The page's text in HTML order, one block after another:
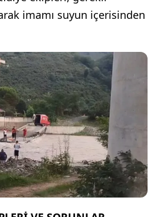
imamı suyun içerisinden